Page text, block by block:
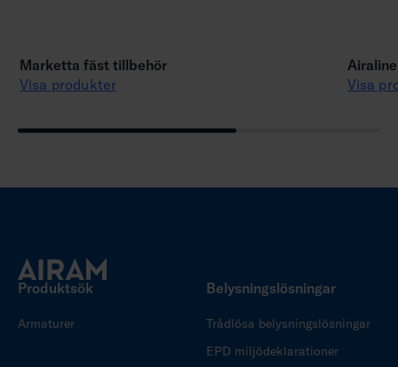
Marketta fäst tillbehör
Visa produkter
Visa
Produktsök
Armaturer
Belysningslösningar
Trådlösa belysningslösningar
EPD miljödeklarationer